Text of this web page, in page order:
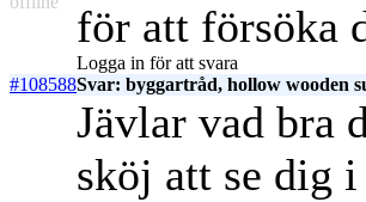
för att försöka
Logga in för att svara
#108588Svar: byggartråd, hollow wooden
Jävlar vad bra
sköj att se dig